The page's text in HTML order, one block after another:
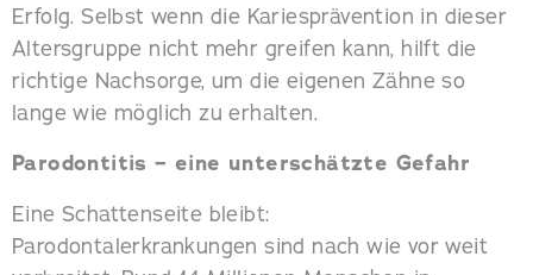
Erfolg. Selbst wenn die Kariesprävention in dieser
Altersgruppe nicht mehr greifen kann, hilft die
richtige Nachsorge, um die eigenen Zähne so
lange wie möglich zu erhalten.
Parodontitis – eine unterschätzte Gefahr
Eine Schattenseite bleibt:
Parodontalerkrankungen sind nach wie vor weit